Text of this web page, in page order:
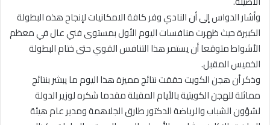
وأشار الدواس إلى أن النادي وفر كافة الامكانيات لإنجاح هذه البطولة
الكبيرة حيث ظهرت منافسات اليوم الأول بمستوى فني عال في معظم
الأشواط متوقعا أن يستمر هذا التنافس القوي حتى ختام البطولة
الخميس المقبل.
وذكر أن هجن الكويت حققت نتائج مميزة هذا اليوم ما يبشر بنتائج
مماثلة للهجن الكويتية بالأيام المقبلة مقدما شكره لوزير الدولة
لشؤون الشباب والرياضة الدكتور طارق الجلاهمة ومدير عام هيئة